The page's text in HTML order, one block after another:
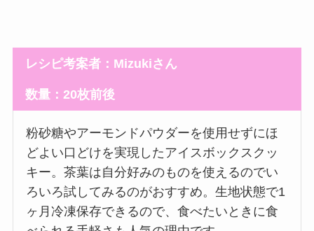
レシピ考案者：Mizukiさん
数量：20枚前後
粉砂糖やアーモンドパウダーを使用せずにほ
どよい口どけを実現したアイスボックスクッ
キー。茶葉は自分好みのものを使えるのでい
ろいろ試してみるのがおすすめ。生地状態で1
ヶ月冷凍保存できるので、食べたいときに食